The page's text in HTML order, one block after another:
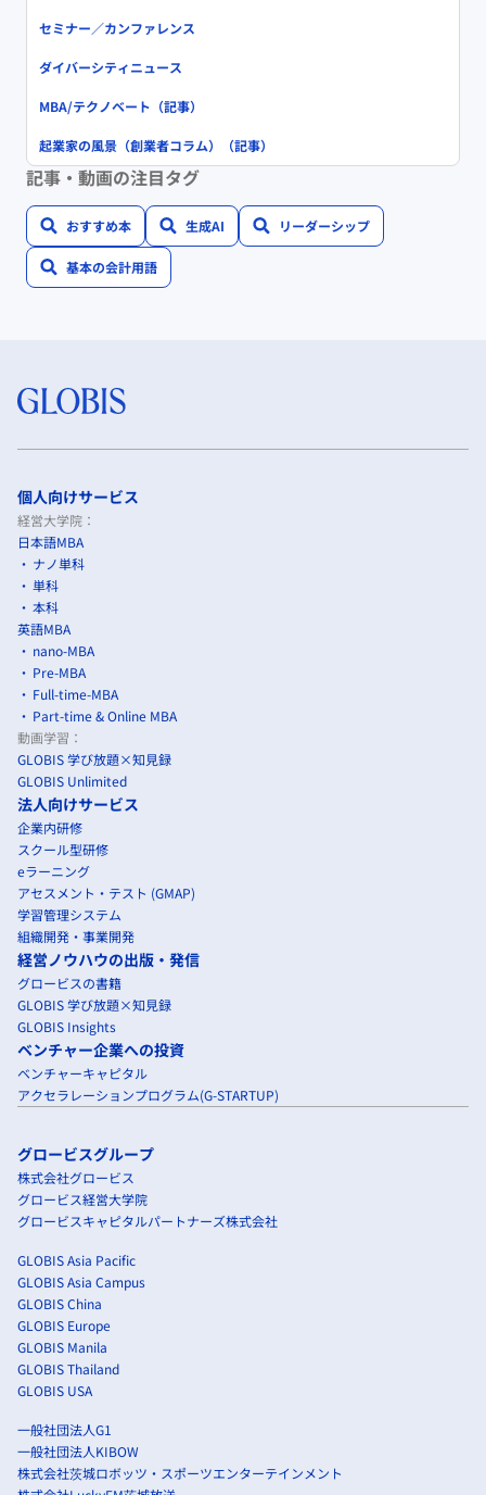
セミナー／カンファレンス
ダイバーシティニュース
MBA/テクノベート（記事）
起業家の風景（創業者コラム）（記事）
記事・動画の注目タグ
おすすめ本 生成AI リーダーシップ
基本の会計用語
個人向けサービス
経営大学院：
日本語MBA
ナノ単科
単科
本科
英語MBA
nano-MBA
Pre-MBA
Full-time-MBA
Part-time & Online MBA
動画学習：
GLOBIS 学び放題×知見録
GLOBIS Unlimited
法人向けサービス
企業内研修
スクール型研修
eラーニング
アセスメント・テスト (GMAP)
学習管理システム
組織開発・事業開発
経営ノウハウの出版・発信
グロービスの書籍
GLOBIS 学び放題×知見録
GLOBIS Insights
ベンチャー企業への投資
ベンチャーキャピタル
アクセラレーションプログラム(G-STARTUP)
グロービスグループ
株式会社グロービス
グロービス経営大学院
グロービスキャピタルパートナーズ株式会社
GLOBIS Asia Pacific
GLOBIS Asia Campus
GLOBIS China
GLOBIS Europe
GLOBIS Manila
GLOBIS Thailand
GLOBIS USA
一般社団法人G1
一般社団法人KIBOW
株式会社茨城ロボッツ・スポーツエンターテインメント